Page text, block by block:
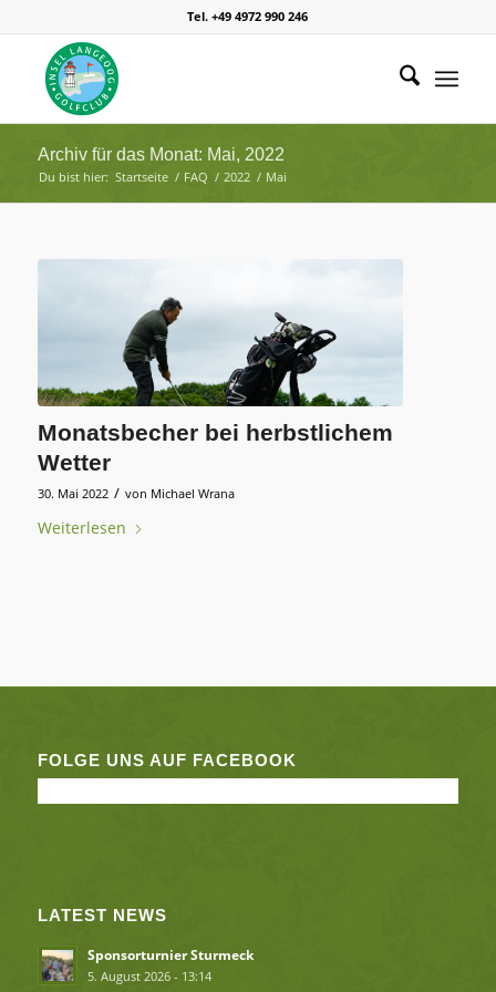
Tel. +49 4972 990 246
Archiv für das Monat: Mai, 2022
Du bist hier: Startseite / FAQ / 2022 / Mai
Monatsbecher bei herbstlichem
Wetter
30. Mai 2022 / von Michael Wrana
Weiterlesen
FOLGE UNS AUF FACEBOOK
LATEST NEWS
Sponsorturnier Sturmeck
5. August 2026 - 13:14